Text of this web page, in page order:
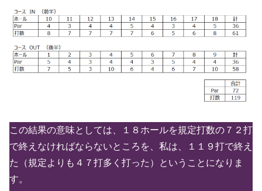
この結果の意味としては、１８ホールを規定打数の７２打
で終えなければならないところを、私は、１１９打で終え
た（規定よりも４７打多く打った）ということになりま
す。